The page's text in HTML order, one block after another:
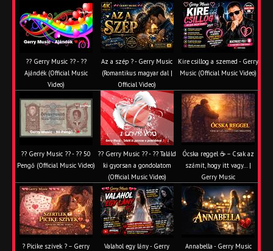
?? Gerry Music ?? - ??
Ajándék (Official Music
Video)
Az a szép ? - Gerry Music
(Romantikus magyar dal |
Official Video)
Kire csillog a szemed - Gerry
Music (Official Music Video)
?? Gerry Music ?? - ?? 50
Pengő (Official Music Video)
?? Gerry Music ?? - ?? Találd
ki gyorsan a gondolatom
(Official Music Video)
Ócska reggel ☕ – Csak az
számít, hogy itt vagy… |
Gerry Music
? Picike szívek ? – Gerry
Valahol egy lány - Gerry
Annabella - Gerry Music